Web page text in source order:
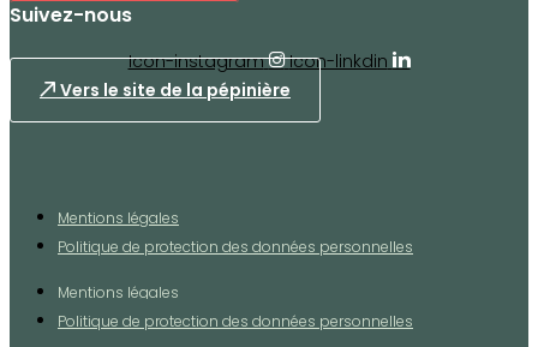
Suivez-nous
Icon-instagram
Icon-linkdin
Vers le site de la pépinière
Mentions légales
Politique de protection des données personnelles
Mentions légales
Politique de protection des données personnelles